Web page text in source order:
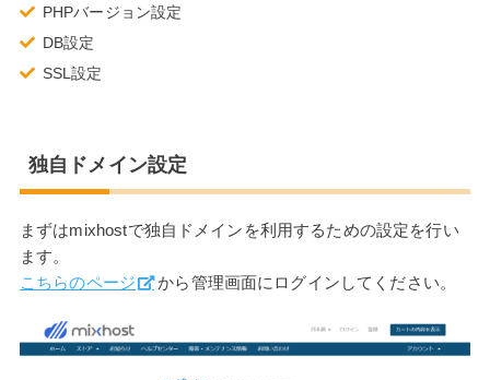
PHPバージョン設定
DB設定
SSL設定
独自ドメイン設定
まずはmixhostで独自ドメインを利用するための設定を行い
ます。
こちらのページ
から管理画面にログインしてください。